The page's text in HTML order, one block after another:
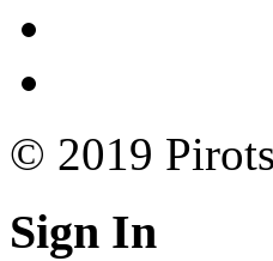
© 2019
Sign In